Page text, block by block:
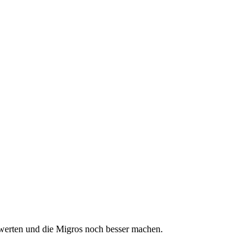
und die Migros noch besser machen.